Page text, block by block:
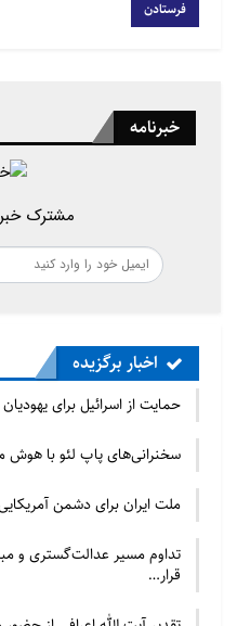
خبرنامه
مشترک
اخبار برگزیده
حمایت از اسرائیل برای
سخنرانی‌های پاپ لئو با
ملت ایران برای دشمن
تداوم مسیر عدالت‌گستری و
قرار…